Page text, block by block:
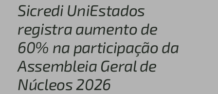
Sicredi UniEstados
registra aumento de
60% na participação da
Assembleia Geral de
Núcleos 2026